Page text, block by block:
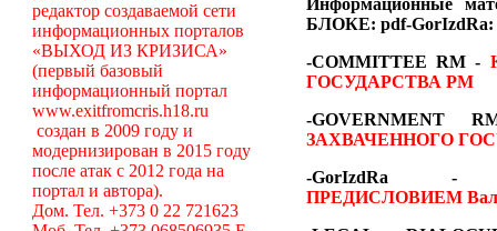
редактор создаваемой сети
информационных порталов
«ВЫХОД ИЗ КРИЗИСА»
(первый базовый
информационный портал
www.exitfromcris.h18.ru
создан в 2009 году и
модернизирован в 2015 году
после атак с 2012 года на
портал и автора).
Дом. Тел. +373 0 22 721623
Информационные
БЛОКЕ: pdf-GorIzdRa:
-COMMITTEE RM -
ГОСУДАРСТВА РМ
-
ЗАХВАЧЕННОГО
-
ПРЕДИСЛОВИЕМ